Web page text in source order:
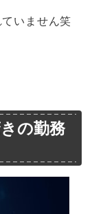
いません笑
の勤務